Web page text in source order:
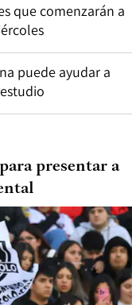
que comenzarán a
puede ayudar a
presentar a